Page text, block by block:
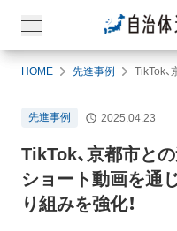
HOME 先進事例
先進事例 2025.04.23
TikTok、京都市と
ショート動画を通
り組みを強化！